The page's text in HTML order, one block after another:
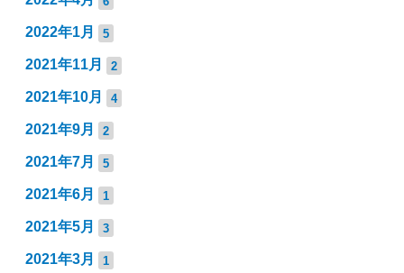
2022年1月 5
2021年11月 2
2021年10月 4
2021年9月 2
2021年7月 5
2021年6月 1
2021年5月 3
2021年3月 1